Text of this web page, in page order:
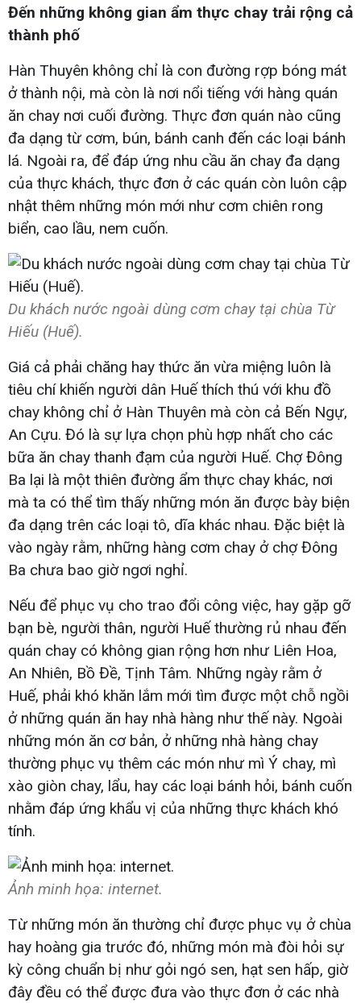
Đến những không gian ẩm thực chay trải rộng cả
thành phố
Hàn Thuyên không chỉ là con đường rợp bóng mát
ở thành nội, mà còn là nơi nổi tiếng với hàng quán
ăn chay nơi cuối đường. Thực đơn quán nào cũng
đa dạng từ cơm, bún, bánh canh đến các loại bánh
lá. Ngoài ra, để đáp ứng nhu cầu ăn chay đa dạng
của thực khách, thực đơn ở các quán còn luôn cập
nhật thêm những món mới như cơm chiên rong
biển, cao lầu, nem cuốn.
Du khách nước ngoài dùng cơm chay tại chùa Từ
Hiếu (Huế).
Giá cả phải chăng hay thức ăn vừa miệng luôn là
tiêu chí khiến người dân Huế thích thú với khu đồ
chay không chỉ ở Hàn Thuyên mà còn cả Bến Ngự,
An Cựu. Đó là sự lựa chọn phù hợp nhất cho các
bữa ăn chay thanh đạm của người Huế. Chợ Đông
Ba lại là một thiên đường ẩm thực chay khác, nơi
mà ta có thể tìm thấy những món ăn được bày biện
đa dạng trên các loại tô, dĩa khác nhau. Đặc biệt là
vào ngày rằm, những hàng cơm chay ở chợ Đông
Ba chưa bao giờ ngơi nghỉ.
Nếu để phục vụ cho trao đổi công việc, hay gặp gỡ
bạn bè, người thân, người Huế thường rủ nhau đến
quán chay có không gian rộng hơn như Liên Hoa,
An Nhiên, Bồ Đề, Tịnh Tâm. Những ngày rằm ở
Huế, phải khó khăn lắm mới tìm được một chỗ ngồi
ở những quán ăn hay nhà hàng như thế này. Ngoài
những món ăn cơ bản, ở những nhà hàng chay
thường phục vụ thêm các món như mì Ý chay, mì
xào giòn chay, lẩu, hay các loại bánh hỏi, bánh cuốn
nhằm đáp ứng khẩu vị của những thực khách khó
tính.
Ảnh minh họa: internet.
Từ những món ăn thường chỉ được phục vụ ở chùa
hay hoàng gia trước đó, những món mà đòi hỏi sự
kỳ công chuẩn bị như gỏi ngó sen, hạt sen hấp, giờ
đây đều có thể được đưa vào thực đơn ở các nhà